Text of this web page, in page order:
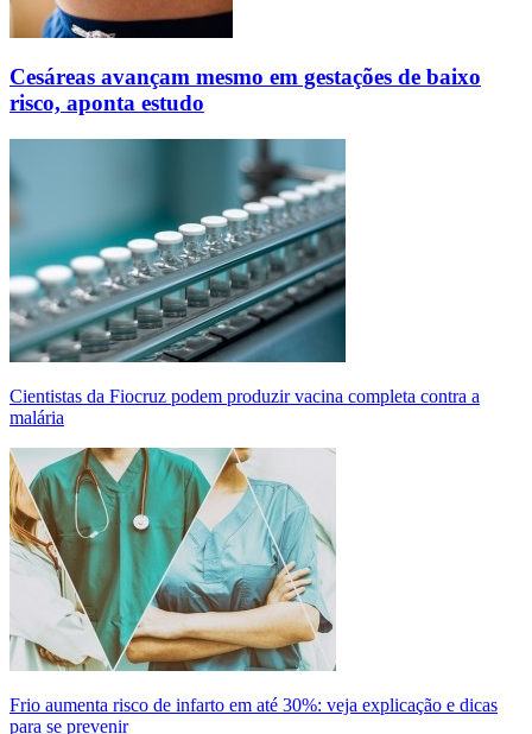
Cesáreas avançam mesmo em gestações de baixo
risco, aponta estudo
Cientistas da Fiocruz podem produzir vacina completa contra a
malária
Frio aumenta risco de infarto em até 30%: veja explicação e dicas
para se prevenir